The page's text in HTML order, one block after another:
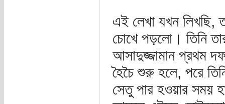
এই লেখা যখন লিখছি,
চোখে পড়লো। তিনি
আসাদুজ্জামান প্রথম
হৈচৈ শুরু হলে, পরে
সেতু পার হওয়ার সময়